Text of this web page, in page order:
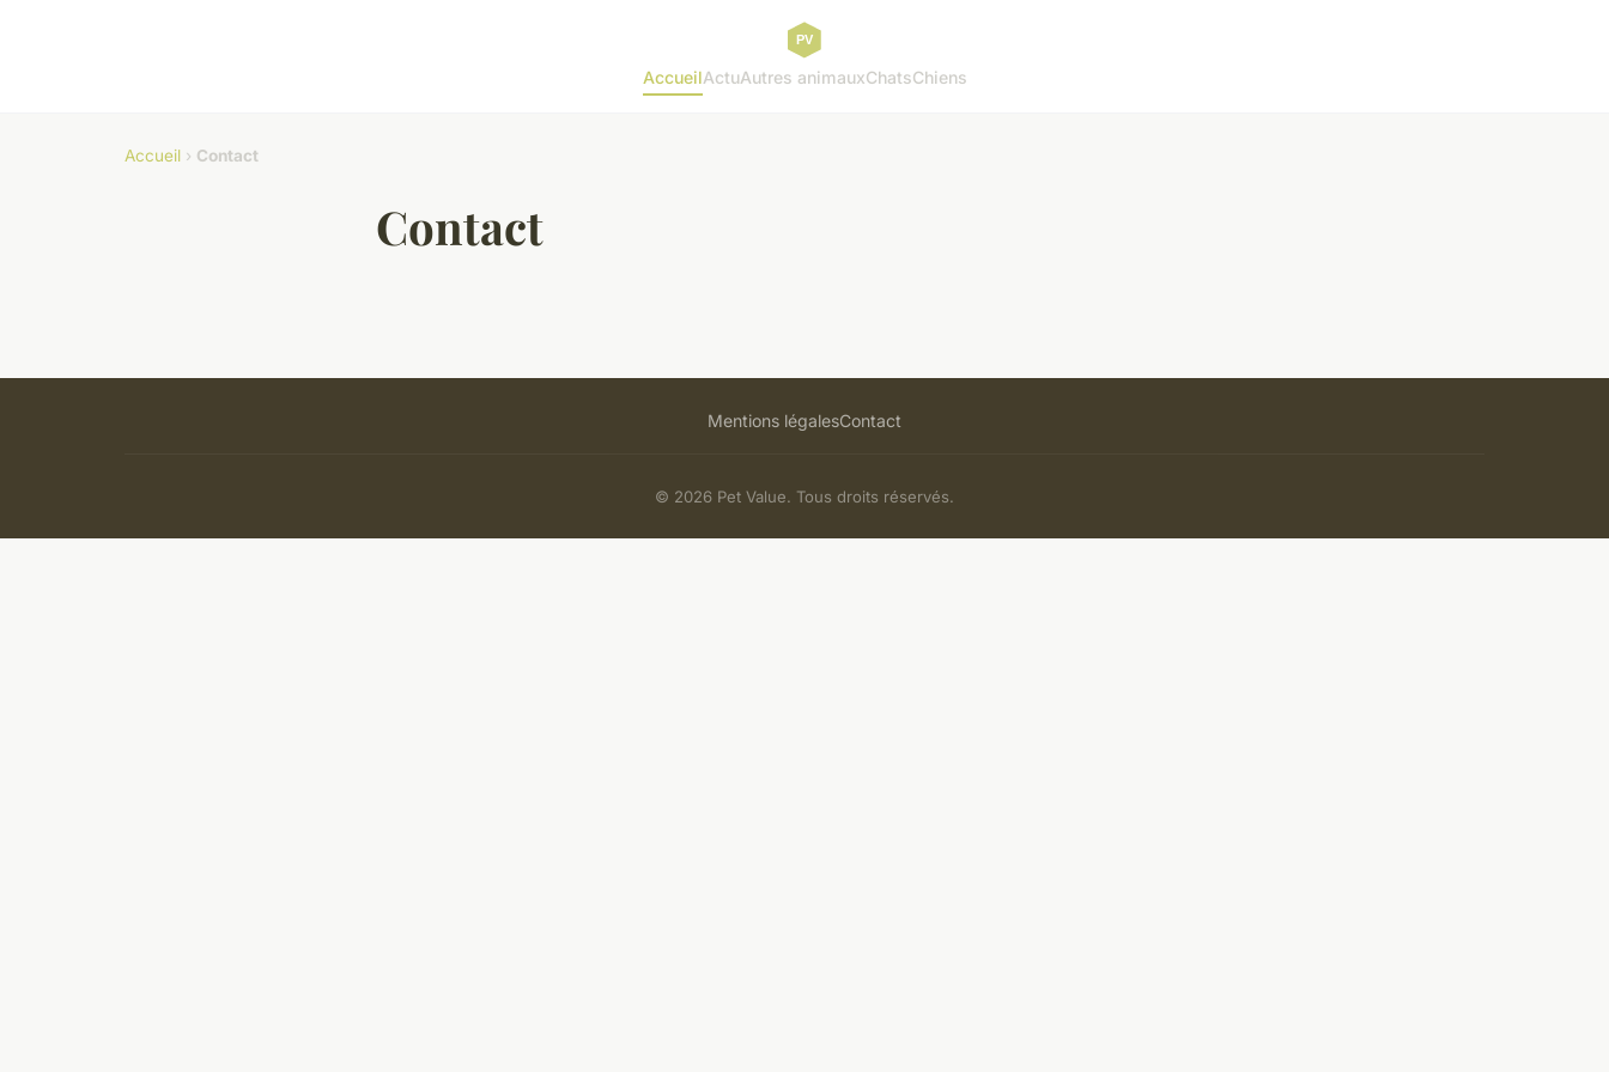
AccueilActuAutres animauxChatsChiens
Accueil › Contact
Contact
Mentions légalesContact
© 2026 Pet Value. Tous droits réservés.